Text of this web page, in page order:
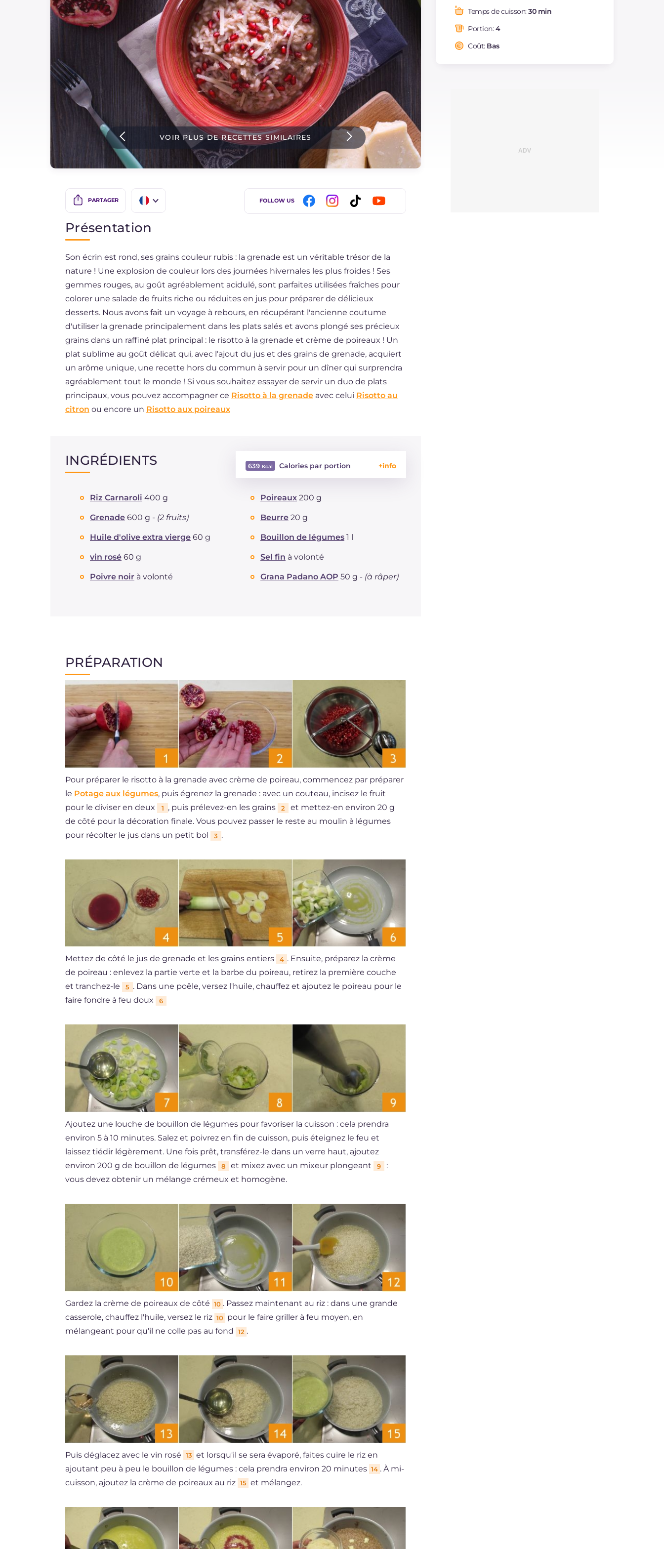
Dernieres recettes
Instagram
YouTube VOIR PLUS DE RECETTES SIMILAIRES
PARTAGER
ES
DE
NL
FOLLOW US
Graisses
saturés
Fibre
Cholestérol
Temps de cuisson:30 min
Portion:4
Coût: Bas
Présentation
Son écrin est rond, ses grains couleur rubis : la grenade est un véritable trésor de la
nature ! Une explosion de couleur lors des journées hivernales les plus froides ! Ses
gemmes rouges, au goût agréablement acidulé, sont parfaites utilisées fraîches pour
colorer une salade de fruits riche ou réduites en jus pour préparer de délicieux
desserts. Nous avons fait un voyage à rebours, en récupérant l'ancienne coutume
d'utiliser la grenade principalement dans les plats salés et avons plongé ses précieux
grains dans un raffiné plat principal : le risotto à la grenade et crème de poireaux ! Un
plat sublime au goût délicat qui, avec l'ajout du jus et des grains de grenade, acquiert
un arôme unique, une recette hors du commun à servir pour un dîner qui surprendra
agréablement tout le monde ! Si vous souhaitez essayer de servir un duo de plats
principaux, vous pouvez accompagner ce Risotto à la grenade avec celui Risotto au
citron ou encore un Risotto aux poireaux
INGRÉDIENTS 639 Calories par portion
Glucides
Protéine
Graisses
Fibre
Cholestérol mg 12
Riz Carnaroli 400 g Poireaux 200 g
Grenade 600 g - (2 fruits) Beurre 20 g
Huile d'olive extra vierge 60 g Bouillon de légumes 1 l
vin rosé 60 g Sel fin à volonté
Poivre noir à volonté Grana Padano AOP 50 g - (à râper)
PRÉPARATION
Pour préparer le risotto à la grenade avec crème de poireau, commencez par préparer
le Potage aux légumes, puis égrenez la grenade : avec un couteau, incisez le fruit
pour le diviser en deux
1 , puis prélevez-en les grains 2
et mettez-en environ 20 g
de côté pour la décoration finale. Vous pouvez passer le reste au moulin à légumes
pour récolter le jus dans un petit bol
3 .
Mettez de côté le jus de grenade et les grains entiers 4 . Ensuite, préparez la crème
de poireau : enlevez la partie verte et la barbe du poireau, retirez la première couche
et tranchez-le
5 . Dans une poêle, versez l'huile, chauffez et ajoutez le poireau pour le
faire fondre à feu doux
6
Ajoutez une louche de bouillon de légumes pour favoriser la cuisson : cela prendra
environ 5 à 10 minutes. Salez et poivrez en fin de cuisson, puis éteignez le feu et
laissez tiédir légèrement. Une fois prêt, transférez-le dans un verre haut, ajoutez
environ 200 g de bouillon de légumes
8 et mixez avec un mixeur plongeant 9
:
vous devez obtenir un mélange crémeux et homogène.
Gardez la crème de poireaux de côté 10 . Passez maintenant au riz : dans une grande
casserole, chauffez l'huile, versez le riz 10 pour le faire griller à feu moyen, en
mélangeant pour qu'il ne colle pas au fond
12 .
Puis déglacez avec le vin rosé 13 et lorsqu'il se sera évaporé, faites cuire le riz en
ajoutant peu à peu le bouillon de légumes : cela prendra environ 20 minutes 14 . À mi-
cuisson, ajoutez la crème de poireaux au riz 15 et mélangez.